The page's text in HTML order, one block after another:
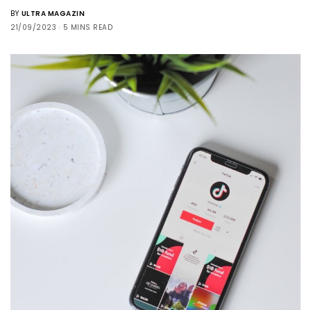
BY ULTRA MAGAZIN
21/09/2023
5 MINS READ